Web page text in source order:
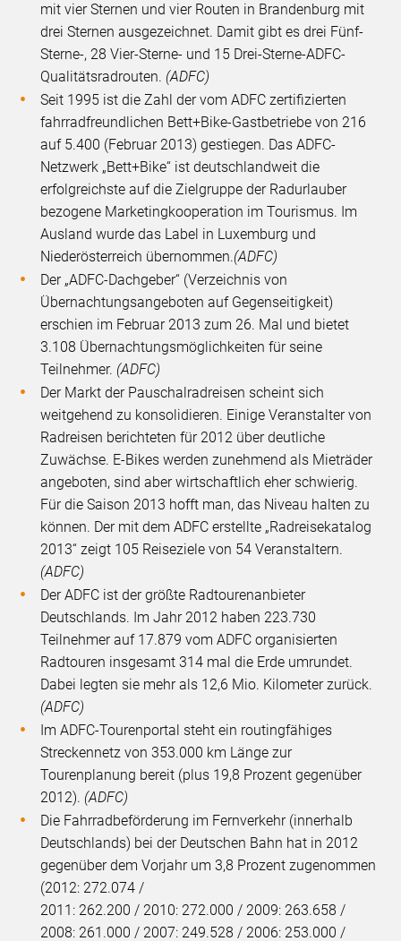
mit vier Sternen und vier Routen in Brandenburg mit
drei Sternen ausgezeichnet. Damit gibt es drei Fünf-
Sterne-, 28 Vier-Sterne- und 15 Drei-Sterne-ADFC-
Qualitätsradrouten. (ADFC)
Seit 1995 ist die Zahl der vom ADFC zertifizierten
fahrradfreundlichen Bett+Bike-Gastbetriebe von 216
auf 5.400 (Februar 2013) gestiegen. Das ADFC-
Netzwerk „Bett+Bike“ ist deutschlandweit die
erfolgreichste auf die Zielgruppe der Radurlauber
bezogene Marketingkooperation im Tourismus. Im
Ausland wurde das Label in Luxemburg und
Niederösterreich übernommen.(ADFC)
Der „ADFC-Dachgeber“ (Verzeichnis von
Übernachtungsangeboten auf Gegenseitigkeit)
erschien im Februar 2013 zum 26. Mal und bietet
3.108 Übernachtungsmöglichkeiten für seine
Teilnehmer. (ADFC)
Der Markt der Pauschalradreisen scheint sich
weitgehend zu konsolidieren. Einige Veranstalter von
Radreisen berichteten für 2012 über deutliche
Zuwächse. E-Bikes werden zunehmend als Mieträder
angeboten, sind aber wirtschaftlich eher schwierig.
Für die Saison 2013 hofft man, das Niveau halten zu
können. Der mit dem ADFC erstellte „Radreisekatalog
2013“ zeigt 105 Reiseziele von 54 Veranstaltern.
(ADFC)
Der ADFC ist der größte Radtourenanbieter
Deutschlands. Im Jahr 2012 haben 223.730
Teilnehmer auf 17.879 vom ADFC organisierten
Radtouren insgesamt 314 mal die Erde umrundet.
Dabei legten sie mehr als 12,6 Mio. Kilometer zurück.
(ADFC)
Im ADFC-Tourenportal steht ein routingfähiges
Streckennetz von 353.000 km Länge zur
Tourenplanung bereit (plus 19,8 Prozent gegenüber
2012). (ADFC)
Die Fahrradbeförderung im Fernverkehr (innerhalb
Deutschlands) bei der Deutschen Bahn hat in 2012
gegenüber dem Vorjahr um 3,8 Prozent zugenommen
(2012: 272.074 /
2011: 262.200 / 2010: 272.000 / 2009: 263.658 /
2008: 261.000 / 2007: 249.528 / 2006: 253.000 /